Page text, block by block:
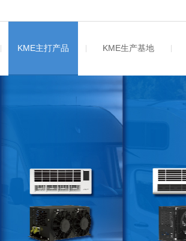
KME主打产品 KME生产基地